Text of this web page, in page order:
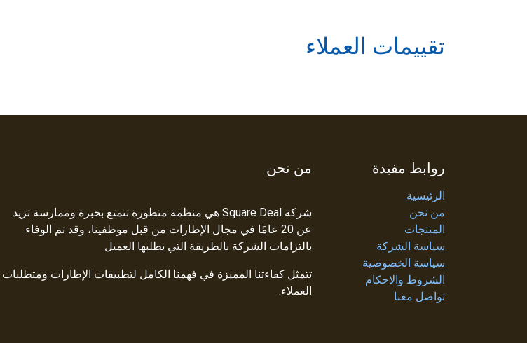
تقييمات العملاء
روابط مفيدة
الرئيسية
من نحن
المنتجات
سياسة الشركة
سياسة الخصوصية
الشروط والاحكام
تواصل معنا
من نحن
شركة Square Deal هي منظمة متطورة تتمتع بخبرة وممارسة تزيد
عن 20 عامًا في مجال الإطارات من قبل موظفينا، وقد تم الوفاء
بالتزامات الشركة بالطريقة التي يطلبها العميل
تتمثل كفاءتنا المميزة في فهمنا الكامل لتطبيقات الإطارات ومتطلبات
العملاء.